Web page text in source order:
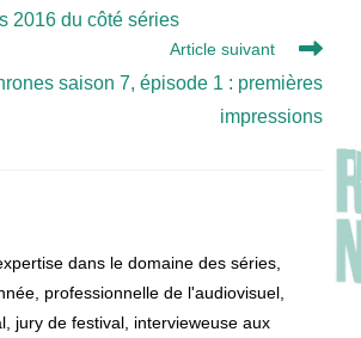
2016 du côté séries
Article suivant
saison 7, épisode 1 : premières
impressions
dans le domaine des séries,
professionnelle de l'audiovisuel,
jury de festival, intervieweuse aux